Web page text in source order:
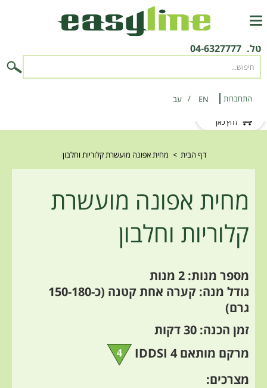
טל. 04-6327777
התחברות EN ‫עב‬
לחץ כאן
דף הבית > מחית אפונה מועשרת קלוריות וחלבון
מחית אפונה מועשרת
קלוריות וחלבון
מספר מנות: 2 מנות
גודל מנה:
קערה אחת קטנה (כ-150-180
גרם)
זמן הכנה: 30 דקות
מרקם מותאם IDDSI 4
מצרכים: